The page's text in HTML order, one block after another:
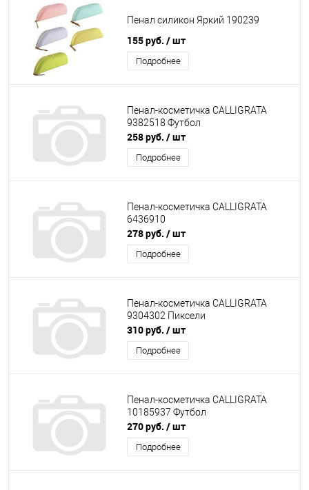
Пенал силикон Яркий 190239
155 руб. / шт
Подробнее
Пенал-косметичка CALLIGRATA
9382518 Футбол
258 руб. / шт
Подробнее
Пенал-косметичка CALLIGRATA
6436910
278 руб. / шт
Подробнее
Пенал-косметичка CALLIGRATA
9304302 Пиксели
310 руб. / шт
Подробнее
Пенал-косметичка CALLIGRATA
10185937 Футбол
270 руб. / шт
Подробнее